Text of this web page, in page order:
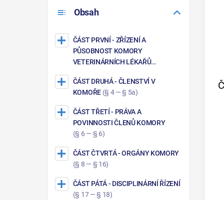
Obsah
ČÁST PRVNÍ- ZŘÍZENÍ A
PŮSOBNOST KOMORY
VETERINÁRNÍCH LÉKAŘŮ
ČÁST DRUHÁ- ČLENSTVÍ V
KOMOŘE(§ 4 — § 5a)
ČÁST TŘETÍ- PRÁVA A
POVINNOSTI ČLENŮ KOMORY
(§ 6 — § 6)
ČÁST ČTVRTÁ- ORGÁNY KOMORY
(§ 8 — § 16)
ČÁST PÁTÁ- DISCIPLINÁRNÍ ŘÍZENÍ
(§ 17 — § 18)